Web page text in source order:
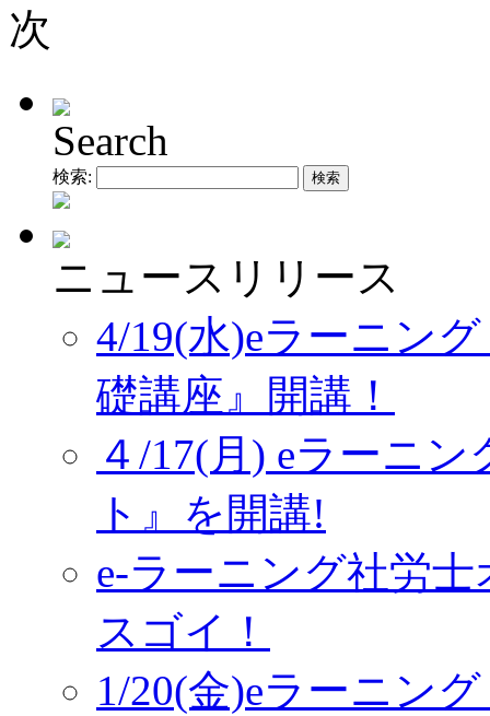
Search
検索:
ニュースリリース
4/19(水)eラーニン
礎講座』開講！
４/17(月) eラーニ
ト』を開講!
e-ラーニング社労
スゴイ！
1/20(金)eラーニン